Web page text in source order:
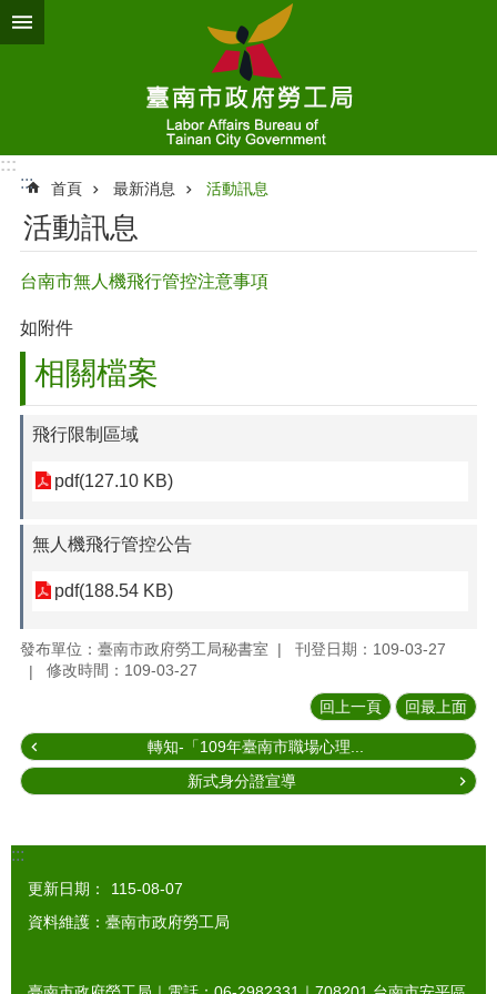
跳到主要內容區塊
:::
:::
首頁 最新消息 活動訊息
活動訊息
台南市無人機飛行管控注意事項
如附件
相關檔案
飛行限制區域
pdf(127.10 KB)
無人機飛行管控公告
pdf(188.54 KB)
發布單位：臺南市政府勞工局秘書室
刊登日期：109-03-27
修改時間：109-03-27
回上一頁 回最上面
轉知-「109年臺南市職場心理...
新式身分證宣導
:::
更新日期：
115-08-07
資料維護：臺南市政府勞工局